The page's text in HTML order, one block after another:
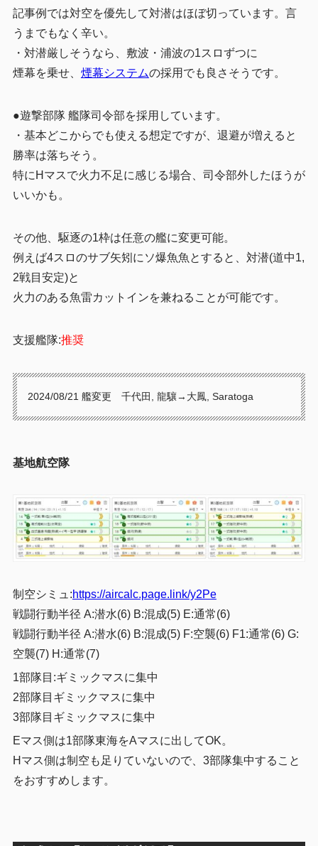
記事例では対空を優先して対潜はほぼ切っています。言
うまでもなく辛い。
・対潜厳しそうなら、敷波・浦波の1スロずつに
煙幕を乗せ、 煙幕システムの採用でも良さそうです。
●遊撃部隊 艦隊司令部を採用しています。
・基本どこからでも使える想定ですが、退避が増えると
勝率は落ちそう。
特にHマスで火力不足に感じる場合、司令部外したほうが
いいかも。
その他、駆逐の1枠は任意の艦に変更可能。
例えば4スロのサブ矢矧にソ爆魚魚とすると、対潜(道中1,
2戦目安定)と
火力のある魚雷カットインを兼ねることが可能です。
支援艦隊:推奨
2024/08/21 艦変更 千代田, 龍驤→大鳳, Saratoga
基地航空隊
制空シミュ:https://aircalc.page.link/y2Pe
戦闘行動半径 A:潜水(6) B:混成(5) E:通常(6)
戦闘行動半径 A:潜水(6) B:混成(5) F:空襲(6) F1:通常(6) G:
空襲(7) H:通常(7)
1部隊目:ギミックマスに集中
2部隊目ギミックマスに集中
3部隊目ギミックマスに集中
Eマス側は1部隊東海をAマスに出してOK。
Hマス側は制空も足りていないので、3部隊集中すること
をおすすめします。